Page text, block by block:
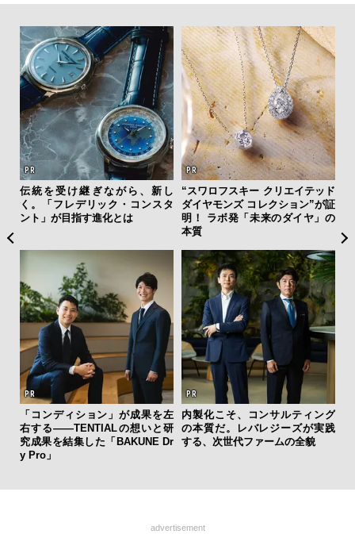
伝統を受け継ぎながら、新し
く。「フレデリック・コンスタ
ント」が目指す進化とは
“スワロフスキー クリエイテッド
ダイヤモンズ コレクション”が証
明！ ラボ発「未来のダイヤ」の
本質
「コンディション」が成果を左
右する——TENTIALの想いと研
究成果を結集した「BAKUNE Dr
y Pro」
内製化こそ、コンサルティング
の本質だ。レバレジーズが実践
する、次世代ファームの全貌
店
advertisement